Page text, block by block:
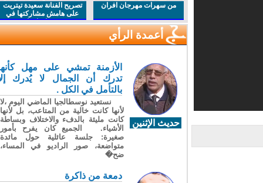
من سهرات مهرجان افران
تصريح الفنانة سعيدة تيتريت
على هامش مشاركتها في
مهرجان افران
أعمدة الرأي
حديث الإثنين
الأزمنة تمشي على مهل كأنها
تدرك أن الجمال لا يُدرك إلا
بالتأمل في الكل .
نستعيد نوسطالجيا الماضي اليوم ،لا
لأنها كانت خالية من المتاعب، بل لأنها
كانت مليئة بالدفء والاختلاف وبساطة
الأشياء. الجميع كان يفرح بأمور
صغيرة: جلسة عائلية حول مائدة
متواضعة، صور الراديو في المساء،
ضح�
دمعة من ذاكرة